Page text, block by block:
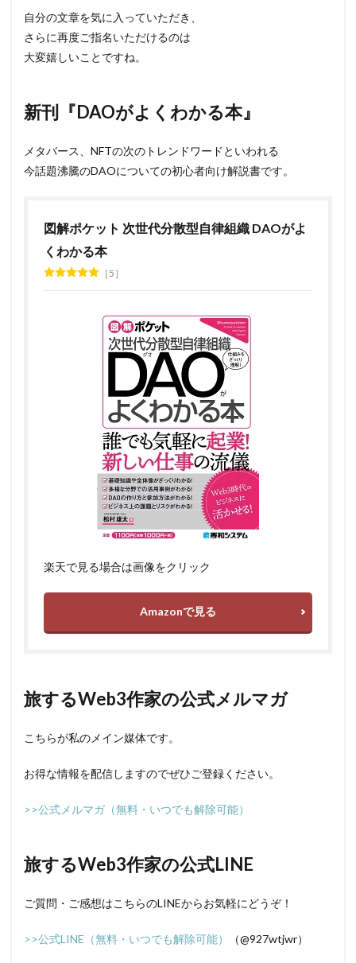
自分の文章を気に入っていただき、
さらに再度ご指名いただけるのは
大変嬉しいことですね。
新刊『DAOがよくわかる本』
メタバース、NFTの次のトレンドワードといわれる
今話題沸騰のDAOについての初心者向け解説書です。
図解ポケット 次世代分散型自律組織 DAOがよ
くわかる本
5
楽天で見る場合は画像をクリック
Amazonで見る
旅するWeb3作家の公式メルマガ
こちらが私のメイン媒体です。
お得な情報を配信しますのでぜひご登録ください。
>>公式メルマガ（無料・いつでも解除可能）
旅するWeb3作家の公式LINE
ご質問・ご感想はこちらのLINEからお気軽にどうぞ！
>>公式LINE（無料・いつでも解除可能） （@927wtjwr）